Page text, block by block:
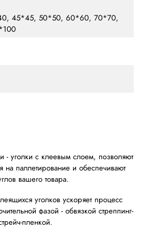
45*45, 50*50, 60*60, 70*70,
- уголки с клеевым слоем, позволяют
на паллетирование и обеспечивают
вашего товара.
уголков ускоряет процесс
фазой - обвязкой стреппинг-
пленкой.